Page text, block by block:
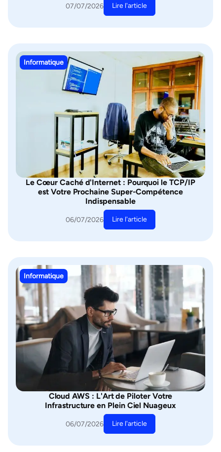
07/07/2026 Lire l'article
Informatique
Le Cœur Caché d'Internet : Pourquoi le TCP/IP
est Votre Prochaine Super-Compétence
Indispensable
06/07/2026 Lire l'article
Informatique
Cloud AWS : L'Art de Piloter Votre
Infrastructure en Plein Ciel Nuageux
06/07/2026 Lire l'article